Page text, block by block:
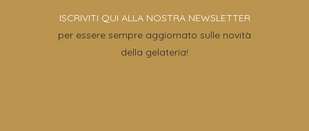
ISCRIVITI QUI ALLA NOSTRA NEWSLETTER
per essere sempre aggiornato sulle novità
della gelateria!